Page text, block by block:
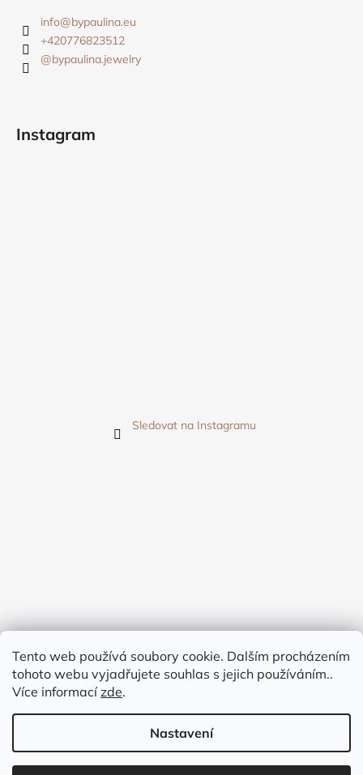
Tento web používá soubory cookie. Dalším procházením
tohoto webu vyjadřujete souhlas s jejich používáním..
Více informacízde.
Nastavení
info@bypaulina.eu
+420776823512
@bypaulina.jewelry
Instagram
Sledovat na Instagramu